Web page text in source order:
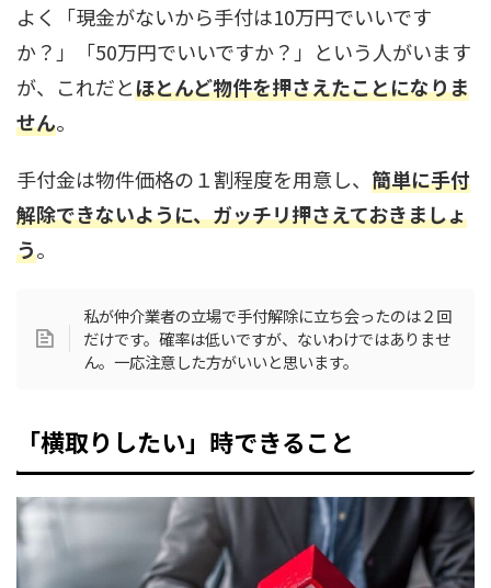
よく「現金がないから手付は10万円でいいです
か？」「50万円でいいですか？」という人がいます
が、これだとほとんど物件を押さえたことになりま
せん。
手付金は物件価格の１割程度を用意し、 簡単に手付
解除できないように、ガッチリ押さえておきましょ
う。
私が仲介業者の立場で手付解除に立ち会ったのは２回
だけです。確率は低いですが、ないわけではありませ
ん。一応注意した方がいいと思います。
「横取りしたい」時できること